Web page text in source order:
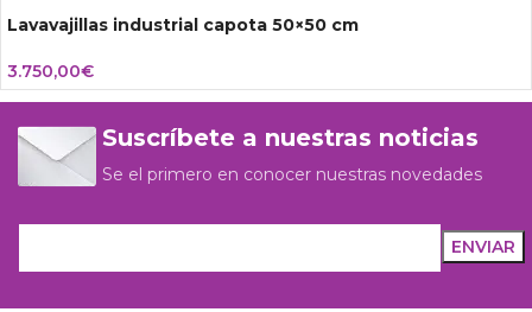
Lavavajillas industrial capota 50×50 cm
3.750,00€
Suscríbete a nuestras noticias
Se el primero en conocer nuestras novedades